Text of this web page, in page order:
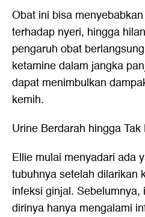
Obat ini bisa
terhadap nyeri, hingga
pengaruh obat
ketamine dalam jangka
dapat menimbulkan
kemih.
Urine Berdarah hingga
Ellie mulai menyadari ada
tubuhnya setelah dilarikan
infeksi ginjal.
dirinya hanya mengalami